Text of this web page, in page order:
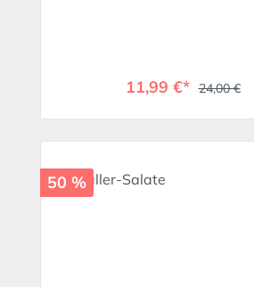
11,99 €* 24,00 €
50 %